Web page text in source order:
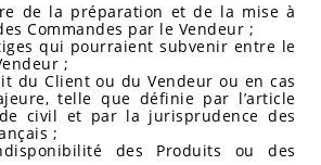
de la préparation et de la mise à
Commandes par le Vendeur ;
qui pourraient subvenir entre le
;
du Client ou du Vendeur ou en cas
telle que définie par l’article
civil et par la jurisprudence des
;
des Produits ou des